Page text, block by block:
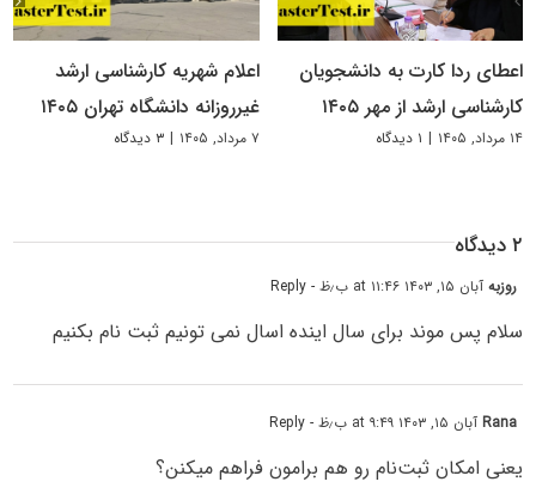
اعطای ردا کارت به دانشجویان
کارشناسی ارشد از مهر ۱۴۰۵
۱۴ مرداد, ۱۴۰۵ | ۱ دیدگاه
اعلام شهریه کارشناسی ارشد
غیرروزانه دانشگاه تهران ۱۴۰۵
۷ مرداد, ۱۴۰۵ | ۳ دیدگاه
۲ دیدگاه
روزبهآبان ۱۵, ۱۴۰۳ at ۱۱:۴۶ ب٫ظ - Reply
سلام پس موند برای سال اینده اسال نمی تونیم ثبت نام بکنیم
Ranaآبان ۱۵, ۱۴۰۳ at ۹:۴۹ ب٫ظ - Reply
یعنی امکان ثبت‌نام رو هم برامون فراهم میکنن؟